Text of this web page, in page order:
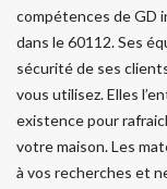
compétences de GD
dans le 60112. Ses
sécurité de ses
vous utilisez. Elles
existence pour
votre maison. Les
à vos recherches et